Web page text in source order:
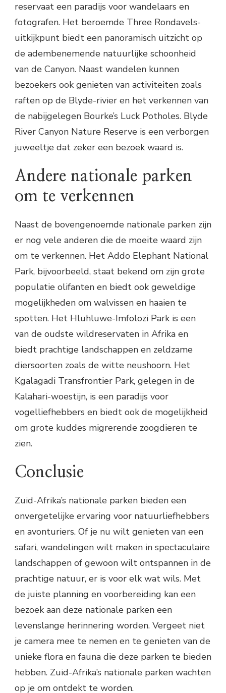
reservaat een paradijs voor wandelaars en
fotografen. Het beroemde Three Rondavels-
uitkijkpunt biedt een panoramisch uitzicht op
de adembenemende natuurlijke schoonheid
van de Canyon. Naast wandelen kunnen
bezoekers ook genieten van activiteiten zoals
raften op de Blyde-rivier en het verkennen van
de nabijgelegen Bourke’s Luck Potholes. Blyde
River Canyon Nature Reserve is een verborgen
juweeltje dat zeker een bezoek waard is.
Andere nationale parken
om te verkennen
Naast de bovengenoemde nationale parken zijn
er nog vele anderen die de moeite waard zijn
om te verkennen. Het Addo Elephant National
Park, bijvoorbeeld, staat bekend om zijn grote
populatie olifanten en biedt ook geweldige
mogelijkheden om walvissen en haaien te
spotten. Het Hluhluwe-Imfolozi Park is een
van de oudste wildreservaten in Afrika en
biedt prachtige landschappen en zeldzame
diersoorten zoals de witte neushoorn. Het
Kgalagadi Transfrontier Park, gelegen in de
Kalahari-woestijn, is een paradijs voor
vogelliefhebbers en biedt ook de mogelijkheid
om grote kuddes migrerende zoogdieren te
zien.
Conclusie
Zuid-Afrika’s nationale parken bieden een
onvergetelijke ervaring voor natuurliefhebbers
en avonturiers. Of je nu wilt genieten van een
safari, wandelingen wilt maken in spectaculaire
landschappen of gewoon wilt ontspannen in de
prachtige natuur, er is voor elk wat wils. Met
de juiste planning en voorbereiding kan een
bezoek aan deze nationale parken een
levenslange herinnering worden. Vergeet niet
je camera mee te nemen en te genieten van de
unieke flora en fauna die deze parken te bieden
hebben. Zuid-Afrika’s nationale parken wachten
op je om ontdekt te worden.